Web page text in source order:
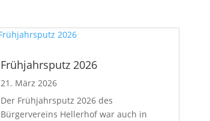
Frühjahrsputz 2026
21. März 2026
Der Frühjahrsputz 2026 des
Bürgervereins Hellerhof war auch in